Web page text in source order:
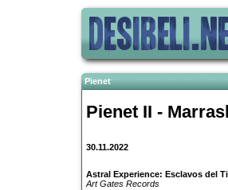
Pienet
Pienet II -
30.11.2022
Astral Experience: Esclavos del
Art Gates Records